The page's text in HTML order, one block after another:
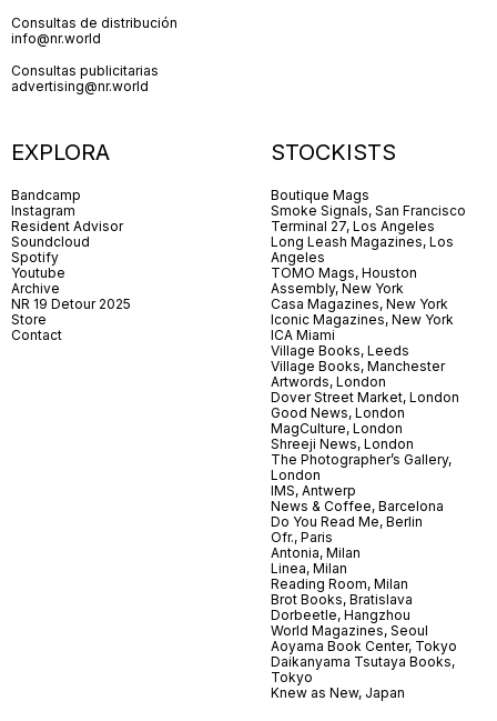
Consultas de distribución
info@nr.world
Consultas publicitarias
advertising@nr.world
EXPLORA
Bandcamp
Instagram
Resident Advisor
Soundcloud
Spotify
Youtube
Archive
NR 19 Detour 2025
Store
Contact
STOCKISTS
Boutique Mags
Smoke Signals, San Francisco
Terminal 27, Los Angeles
Long Leash Magazines, Los
Angeles
TOMO Mags, Houston
Assembly, New York
Casa Magazines, New York
Iconic Magazines, New York
ICA Miami
Village Books, Leeds
Village Books, Manchester
Artwords, London
Dover Street Market, London
Good News, London
MagCulture, London
Shreeji News, London
The Photographer’s Gallery,
London
IMS, Antwerp
News & Coffee, Barcelona
Do You Read Me, Berlin
Ofr., Paris
Antonia, Milan
Linea, Milan
Reading Room, Milan
Brot Books, Bratislava
Dorbeetle, Hangzhou
World Magazines, Seoul
Aoyama Book Center, Tokyo
Daikanyama Tsutaya Books,
Tokyo
Knew as New, Japan